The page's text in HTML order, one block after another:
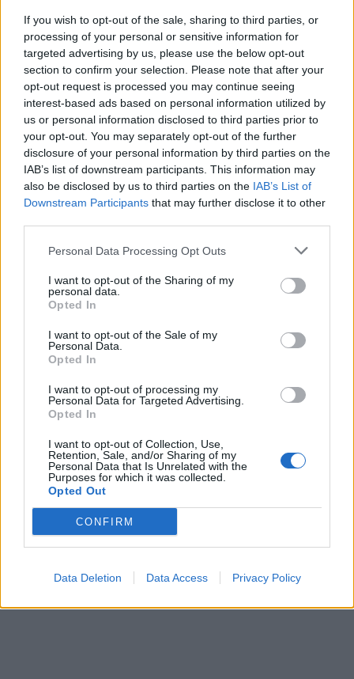
If you wish to opt-out of the sale, sharing to third parties, or
processing of your personal or sensitive information for
targeted advertising by us, please use the below opt-out
section to confirm your selection. Please note that after your
opt-out request is processed you may continue seeing
interest-based ads based on personal information utilized by
us or personal information disclosed to third parties prior to
your opt-out. You may separately opt-out of the further
disclosure of your personal information by third parties on the
IAB’s list of downstream participants. This information may
also be disclosed by us to third parties on the IAB’s List of
Downstream Participants that may further disclose it to other
Personal Data Processing Opt Outs
I want to opt-out of the Sharing of my
personal data.
Opted In
I want to opt-out of the Sale of my
Personal Data.
Opted In
I want to opt-out of processing my
Personal Data for Targeted Advertising.
Opted In
I want to opt-out of Collection, Use,
Retention, Sale, and/or Sharing of my
Personal Data that Is Unrelated with the
Purposes for which it was collected.
Opted Out
CONFIRM
Data Deletion Data Access Privacy Policy